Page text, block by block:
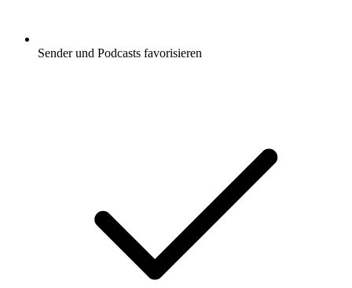
Sender und Podcasts favorisieren